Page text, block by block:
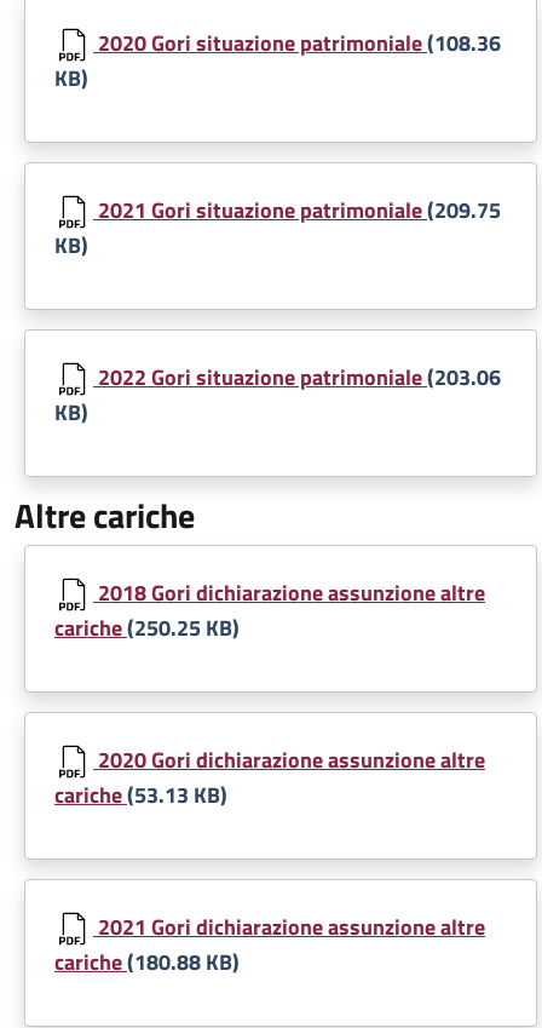
2020 Gori situazione patrimoniale(108.36
KB)
Document
2021 Gori situazione patrimoniale(209.75
KB)
Document
2022 Gori situazione patrimoniale(203.06
KB)
Altre cariche
Document
2018 Gori dichiarazione assunzione altre
cariche(250.25 KB)
Document
2020 Gori dichiarazione assunzione altre
cariche(53.13 KB)
Document
2021 Gori dichiarazione assunzione altre
cariche(180.88 KB)